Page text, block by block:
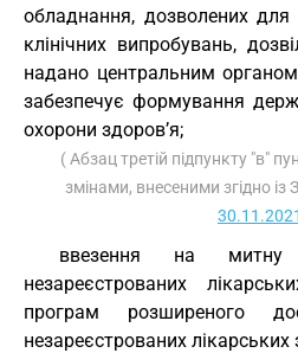
обладнання, дозволених
клінічних випробувань,
надано центральним
забезпечує формування
охорони здоров’я;
( Абзац третій підпункту "в"
змінами, внесеними згідно із
30.11.2021
ввезення на митну
незареєстрованих
програм розширеного
незареєстрованих